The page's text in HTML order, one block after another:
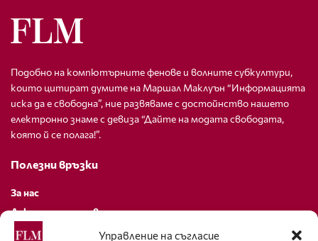
Управление на съгласие
Подобно на компютърните фенове и волните субкултури,
които цитират думите на Маршал Маклуън “Информацията
иска да е свободна”, ние развяваме с достойнство нашето
електронно знаме с девиза “Дайте на модата свободата,
която й се полага!”.
Полезни връзки
За нас
Декларация за поверителност
Политика за бисквитки